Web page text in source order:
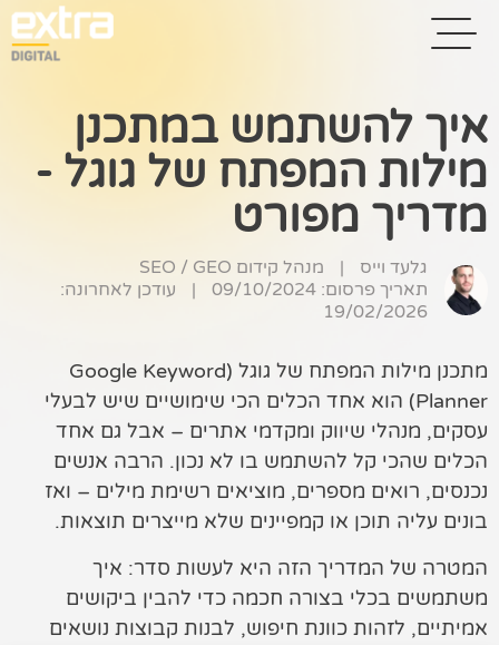
בית
בניית אתרים
קידום אתרים
פרסום בגוגל
רשתות חברתיות
שיווק לאתרי
סחר
קייס סטאדי
תיק עבודות
צור קשר
איך להשתמש במתכנן
מילות המפתח של גוגל -
מדריך מפורט
גלעד וייס |
מנהל קידום SEO / GEO
תאריך פרסום: 09/10/2024
|
עודכן לאחרונה:
19/02/2026
מתכנן מילות המפתח של גוגל (Google Keyword
Planner) הוא אחד הכלים הכי שימושיים שיש לבעלי
עסקים, מנהלי שיווק ומקדמי אתרים – אבל גם אחד
הכלים שהכי קל להשתמש בו לא נכון. הרבה אנשים
נכנסים, רואים מספרים, מוציאים רשימת מילים – ואז
בונים עליה תוכן או קמפיינים שלא מייצרים תוצאות.
המטרה של המדריך הזה היא לעשות סדר: איך
משתמשים בכלי בצורה חכמה כדי להבין ביקושים
אמיתיים, לזהות כוונת חיפוש, לבנות קבוצות נושאים